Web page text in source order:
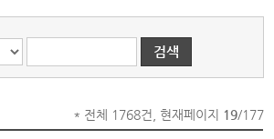
* 전체 1768건, 현재페이지 19/177